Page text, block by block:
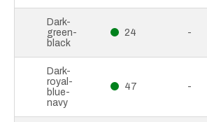
Dark-
green-
black
24 -
Dark-
royal-
blue-
navy
47 -